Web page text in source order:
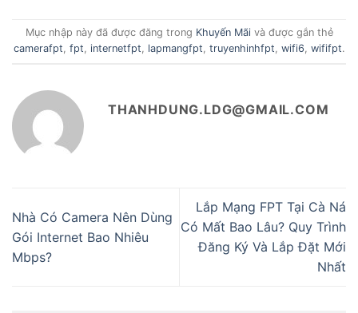
Mục nhập này đã được đăng trong Khuyến Mãivà được gắn thẻ
camerafpt, fpt, internetfpt, lapmangfpt, truyenhinhfpt, wifi6, wififpt.
THANHDUNG.LDG@GMAIL.COM
Nhà Có Camera Nên Dùng
Gói Internet Bao Nhiêu
Mbps?
Lắp Mạng FPT Tại Cà Ná
Có Mất Bao Lâu? Quy Trình
Đăng Ký Và Lắp Đặt Mới
Nhất